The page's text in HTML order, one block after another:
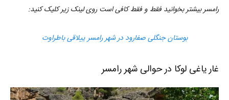
رامسر بیشتر بخوانید فقط و فقط کافی است روی لینک زیر کلیک کنید:
بوستان جنگلی صفارود در شهر رامسر ییلاقی باطراوت
غار یاغی لوکا در حوالی شهر رامسر